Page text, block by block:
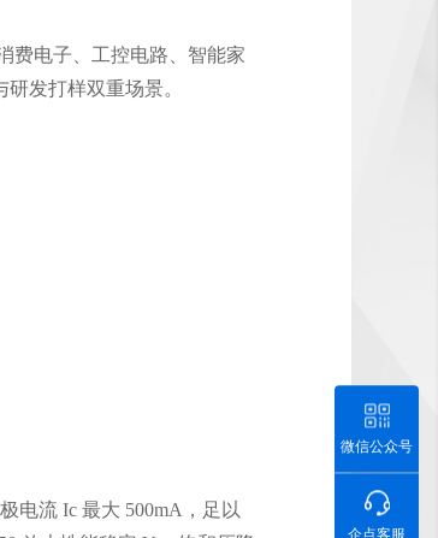
费电子、工控电路、智能家
发打样双重场景。
电流 Ic 最大 500mA，足以
微信公众号
企点客服